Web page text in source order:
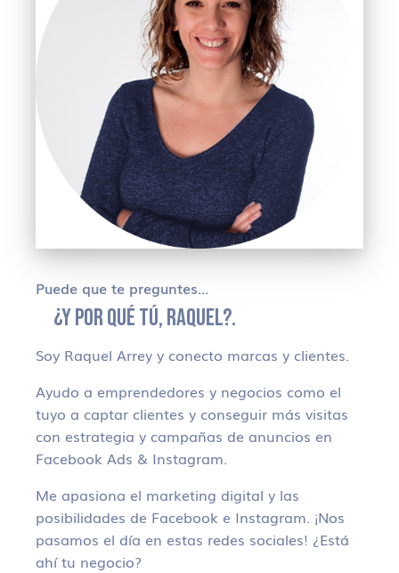
Puede que te preguntes…
¿Y POR QUÉ TÚ, RAQUEL?.
Soy Raquel Arrey y conecto marcas y clientes.
Ayudo a emprendedores y negocios como el
tuyo a captar clientes y conseguir más visitas
con estrategia y campañas de anuncios en
Facebook Ads & Instagram.
Me apasiona el marketing digital y las
posibilidades de Facebook e Instagram. ¡Nos
pasamos el día en estas redes sociales! ¿Está
ahí tu negocio?